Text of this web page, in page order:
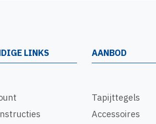
LINKS AANBOD
Tapijttegels
Accessoires